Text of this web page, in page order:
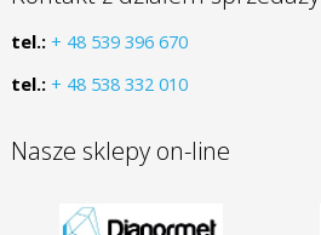
tel.: + 48 539 396 670
tel.: + 48 538 332 010
Nasze sklepy on-line